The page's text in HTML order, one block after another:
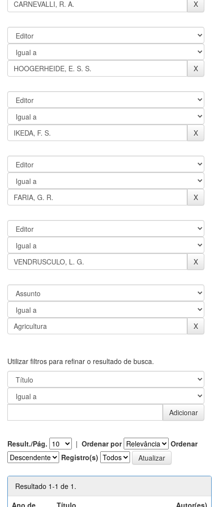
Utilizar filtros para refinar o resultado de busca.
Result./Pág. | Ordenar por
Ordenar
Registro(s)
Resultado 1-1 de 1.
Ano de
Título Autor(es)